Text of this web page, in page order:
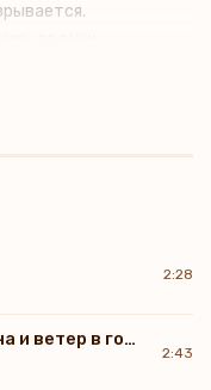
через край.
мне
синеве
ты терпи
из пути
моих ушах
2:28
На губах моих снова тишина и ветер в голове
2:43